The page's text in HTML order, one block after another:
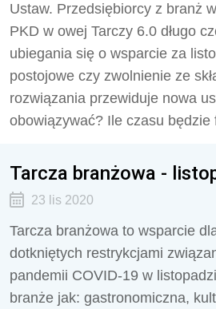
Ustaw. Przedsiębiorcy z branż
PKD w owej Tarczy 6.0 długo
ubiegania się o wsparcie za
postojowe czy zwolnienie ze
rozwiązania przewiduje nowa
obowiązywać? Ile czasu będzie
Tarcza branżowa -
23 lis 2020
Tarcza branżowa to wsparcie
dotkniętych restrykcjami
pandemii COVID-19 w
branże jak: gastronomiczna,